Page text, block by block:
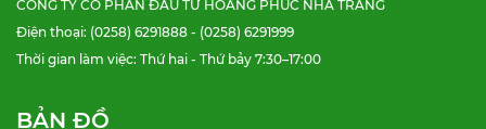
CÔNG TY CỔ PHẦN ĐẦU TƯ HOÀNG PHÚC NHA TRANG
Điện thoại: (0258) 6291888 - (0258) 6291999
Thời gian làm việc: Thứ hai - Thứ bảy 7:30–17:00
BẢN ĐỒ